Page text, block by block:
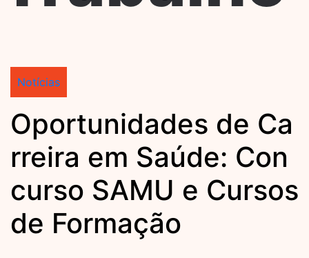
Notícias
Oportunidades de Ca
rreira em Saúde: Con
curso SAMU e Cursos
de Formação